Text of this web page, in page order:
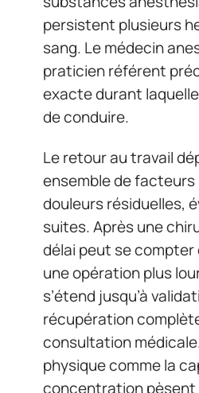
persistent plusieurs
sang. Le médecin
praticien référent
exacte durant
de conduire.
Le retour au travail
ensemble de facteurs
douleurs résiduelles,
suites. Après une
délai peut se compter
une opération plus
s’étend jusqu’à
récupération
consultation
physique comme la
concentration pèsent